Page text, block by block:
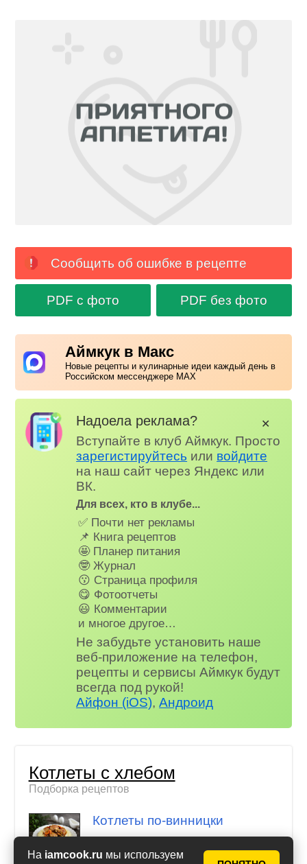
На iamcook.ru мы используем
Сообщить об ошибке в рецепте
PDF с фото PDF без фото
Аймкук в Макс
Новые рецепты и кулинарные идеи каждый день в
Российском мессенджере MAX
Надоела реклама?
Вступайте в клуб Аймкук. Просто
зарегистируйтесь или войдите
на наш сайт через Яндекс или
ВК.
Для всех, кто в клубе...
✅ Почти нет рекламы
📌 Книга рецептов
🤩 Планер питания
🤓 Журнал
😗 Страница профиля
😋 Фотоотчеты
😃 Комментарии
и многое другое…
Не забудьте установить наше
веб-приложение на телефон,
рецепты и сервисы Аймкук будут
всегда под рукой!
Айфон (iOS),Андроид
✕
Котлеты с хлебом
Подборка рецептов
Котлеты по-винницки